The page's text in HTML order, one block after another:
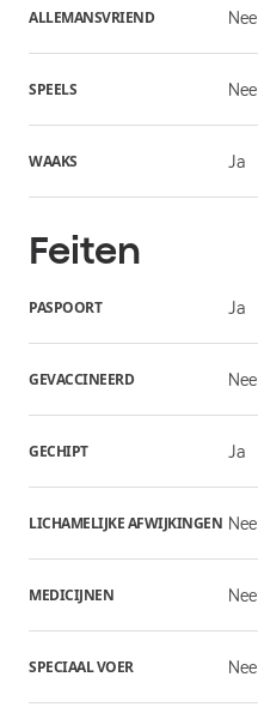
ALLEMANSVRIEND Nee
SPEELS Nee
WAAKS Ja
Feiten
PASPOORT Ja
GEVACCINEERD Nee
GECHIPT Ja
LICHAMELIJKE AFWIJKINGEN Nee
MEDICIJNEN Nee
SPECIAAL VOER Nee